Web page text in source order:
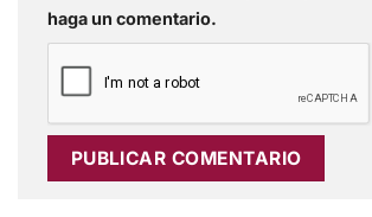
haga un comentario.